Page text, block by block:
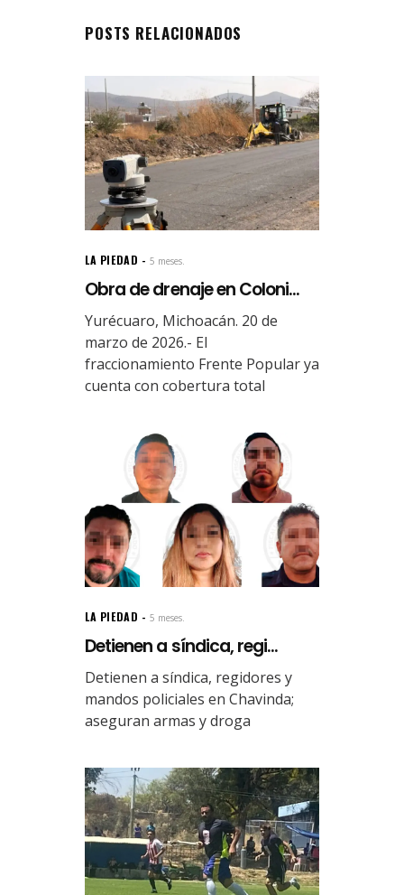
POSTS RELACIONADOS
LA PIEDAD 5 meses.
Obra de drenaje en Coloni...
Yurécuaro, Michoacán. 20 de
marzo de 2026.- El
fraccionamiento Frente Popular ya
cuenta con cobertura total
LA PIEDAD 5 meses.
Detienen a síndica, regi...
Detienen a síndica, regidores y
mandos policiales en Chavinda;
aseguran armas y droga